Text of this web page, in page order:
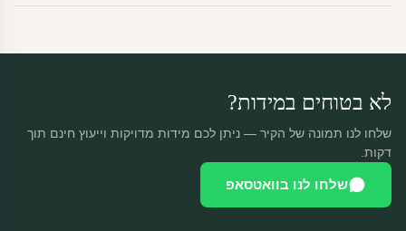
לא בטוחים במידות?
שלחו לנו תמונה של הקיר — ניתן לכם מידות מדויקות וייעוץ חינם תוך
דקות.
שלחו לנו בוואטסאפ